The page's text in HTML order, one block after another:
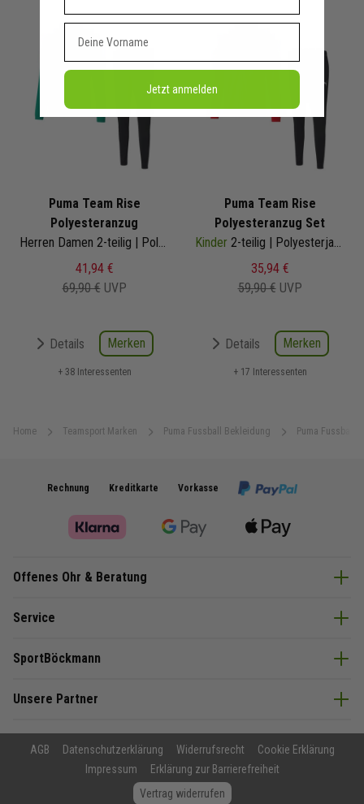
Home Teamsport Marken Puma Fussball Bekleidung Puma Fussball
Puma Team Rise
Polyesteranzug
Herren Damen 2-teilig | Polyesterjacke Polyesterhose
41,94 €
69,90 € UVP
Details Merken
+ 38 Interessenten
Puma Team Rise
Polyesteranzug Set
Kinder 2-teilig | Polyesterjacke Polyesterhose
35,94 €
59,90 € UVP
Details Merken
+ 17 Interessenten
Rechnung Kreditkarte Vorkasse
Offenes Ohr & Beratung
Service
SportBöckmann
Unsere Partner
AGB Datenschutzerklärung Widerrufsrecht
Cookie Erklärung
Impressum
Erklärung zur Barrierefreiheit
Vertrag widerrufen
Jetzt anmelden